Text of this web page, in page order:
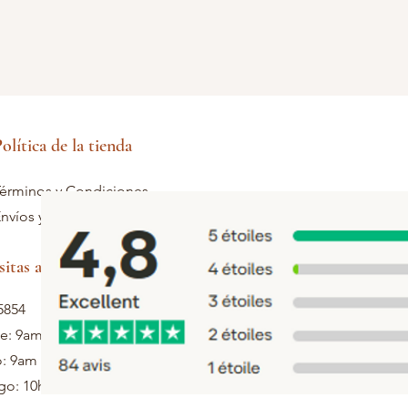
de la tienda
y Condiciones
y devoluciones
ayuda
9am - 5pm
9am - 1pm
10h - 12h